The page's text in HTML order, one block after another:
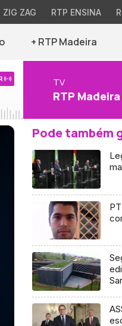
ZIG ZAG RTP ENSINA
+ RTP Madeira
TV
RTP Madeira
Pode também